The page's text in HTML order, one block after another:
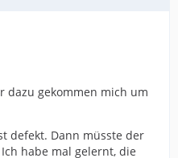
dazu gekommen mich um
defekt. Dann müsste der
habe mal gelernt, die